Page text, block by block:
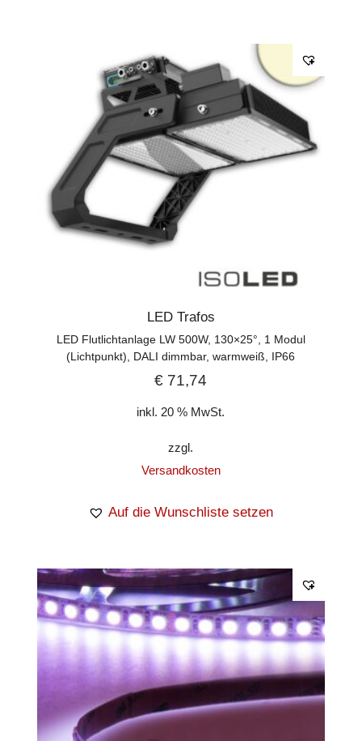
LED Trafos
LED Flutlichtanlage LW 500W, 130×25°, 1 Modul
(Lichtpunkt), DALI dimmbar, warmweiß, IP66
€ 71,74
inkl. 20 % MwSt.
zzgl.
Versandkosten
Auf die Wunschliste setzen